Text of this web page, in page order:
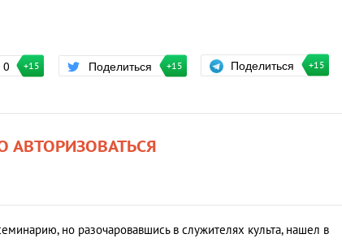
0 +15 Поделиться +15 Поделиться +15
но разочаровавшись в служителях культа, нашел в